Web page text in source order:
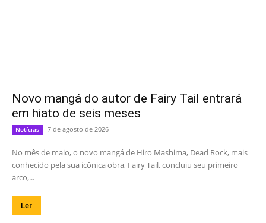
Novo mangá do autor de Fairy Tail entrará
em hiato de seis meses
Notícias 7 de agosto de 2026
No mês de maio, o novo mangá de Hiro Mashima, Dead Rock, mais
conhecido pela sua icônica obra, Fairy Tail, concluiu seu primeiro
arco,...
Ler